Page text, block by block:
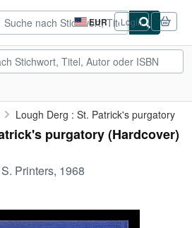
EUR
Seite
der
Einkaufseinstellungen.
Login
Lough Derg : St. Patrick's purgatory
purgatory (Hardcover)
Printers, 1968